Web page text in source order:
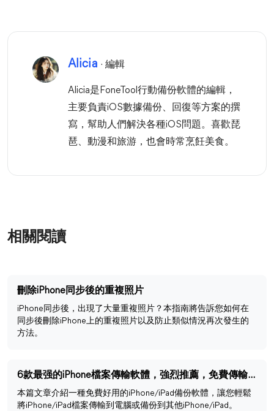
Alicia · 編輯
Alicia是FoneTool行動備份軟體的編輯，
主要負責iOS數據備份、回復等方案的撰
寫，幫助人們解決各種iOS問題。喜歡琵
琶、動漫和旅游，也會時常烹飪美食。
相關閱讀
刪除iPhone同步後的重複照片
iPhone同步後，出現了大量重複照片？本指南將告訴您如何在
同步後刪除iPhone上的重複照片以及防止類似情況再次發生的
方法。
6款最强的iPhone檔案傳輸軟體，強烈推薦，免費傳輸！
本篇文章介紹一種免費好用的iPhone/iPad備份軟體，讓您輕鬆
將iPhone/iPad檔案傳輸到電腦或備份到其他iPhone/iPad。